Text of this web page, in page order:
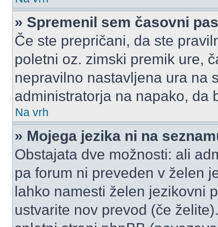
» Spremenil sem časovni
Če ste prepričani, da ste
poletni oz. zimski premik ure,
nepravilno nastavljena ura na
administratorja na napako, da
Na vrh
» Mojega jezika ni na
Obstajata dve možnosti: ali
pa forum ni preveden v želen
lahko namesti želen jezikovni
ustvarite nov prevod (če